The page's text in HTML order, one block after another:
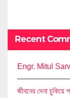
Recent
Engr. Mitul
জীবনের দেনা চুকিয়ে